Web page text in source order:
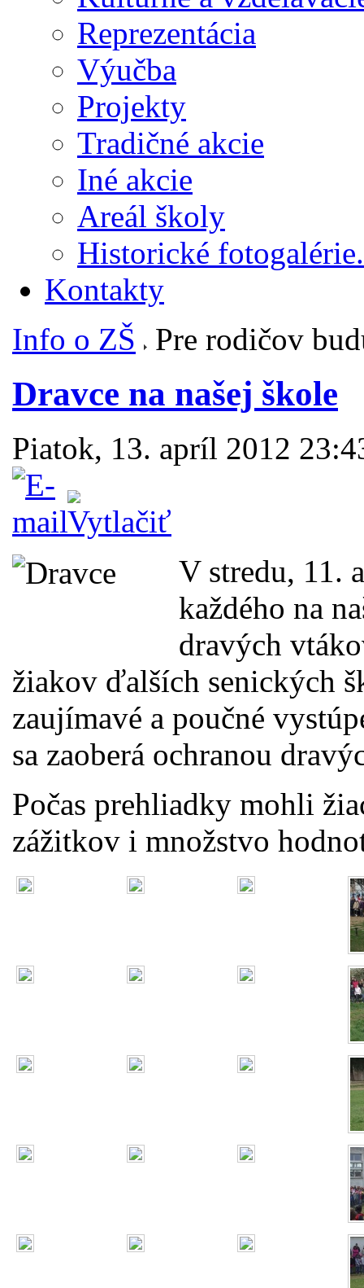
Reprezentácia
Výučba
Projekty
Tradičné akcie
Iné akcie
Areál školy
Historické
Kontakty
Info o ZŠ
Pre rodičov
Dravce na našej škole
Piatok, 13. apríl 2012
V stredu, 11.
každého na
dravých
žiakov ďalších senických
zaujímavé a poučné
sa zaoberá ochranou
Počas prehliadky mohli
zážitkov i množstvo